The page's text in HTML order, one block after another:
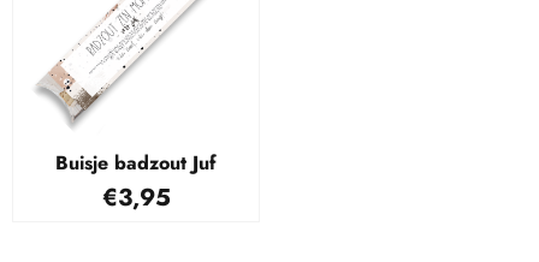
Buisje badzout Juf
€3,95